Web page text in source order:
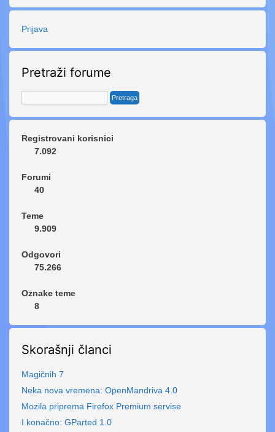
Prijava
Pretraži forume
Registrovani korisnici
7.092
Forumi
40
Teme
9.909
Odgovori
75.266
Oznake teme
8
Skorašnji članci
Magičnih 7
Neka nova vremena: OpenMandriva 4.0
Mozila priprema Firefox Premium servise
I konačno: GParted 1.0